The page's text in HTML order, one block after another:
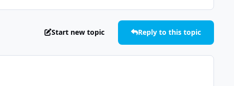
Start new topic Reply to this topic